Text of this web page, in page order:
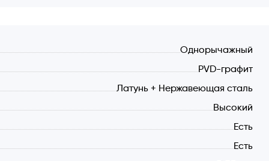
отдельным каналом, который не смешивается
выдвижном изливе.
Однорычажный
PVD-графит
Латунь + Нержавеющая сталь
Высокий
Есть
Есть